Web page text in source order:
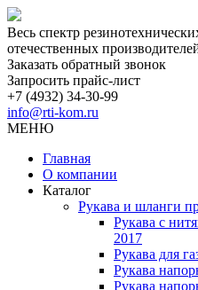
Весь спектр
отечественных
Заказать обратный звонок
Запросить прайс-лист
+7 (4932) 34-30-99
info@rti-kom.ru
МЕНЮ
Главная
О компании
Каталог
Рукава и шланги
Рукава с
2017
Рукава для
Рукава
Рукава